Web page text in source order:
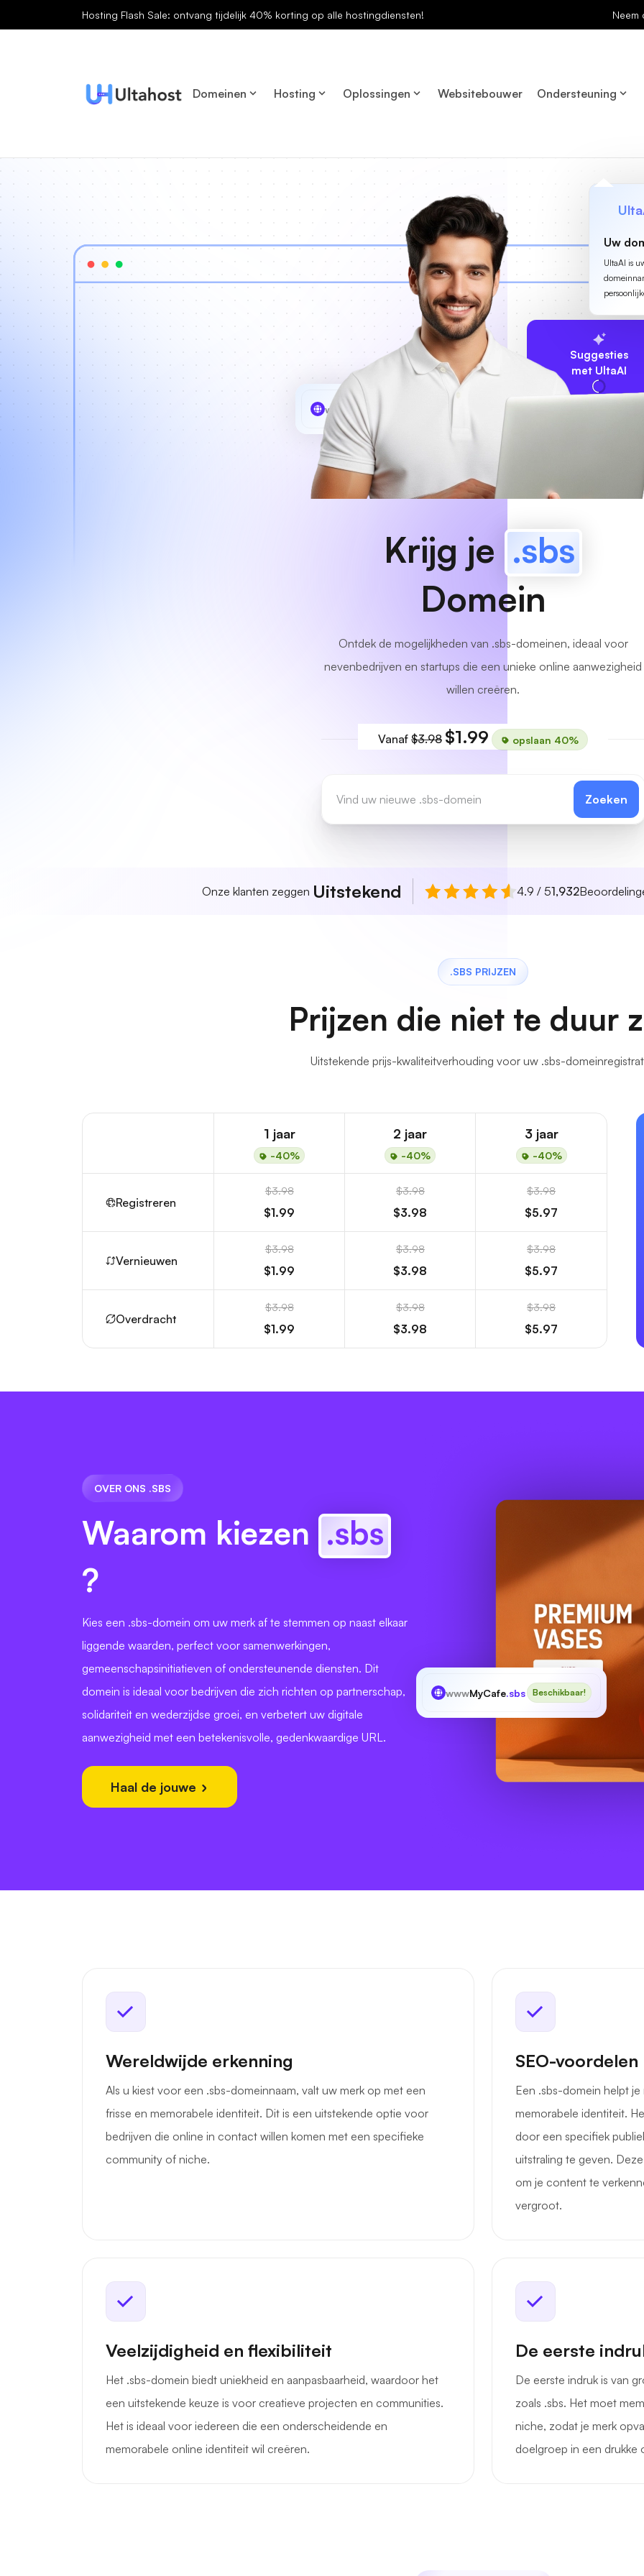
Hosting Flash Sale: ontvang tijdelijk 40% korting op alle hostingdiensten!
Domeinen Hosting Oplossingen Websitebouwer Ondersteuning
Uw
UltaAI is
Suggesties
met UltaAI
www MyCafe
Krijg je .sbs
Domein
Ontdek de mogelijkheden van .sbs-domeinen, ideaal voor
nevenbedrijven en startups die een unieke online aanwezigheid
willen creëren.
Vanaf $3.98 $1.99 opslaan 40%
Zoeken
Onze klanten zeggen Uitstekend 4.9 / 51,932
.SBS PRIJZEN
Prijzen die niet te duur
Uitstekende prijs-kwaliteitverhouding voor uw .sbs-
1 jaar
-40%
2 jaar
-40%
3 jaar
-40%
Registreren
$3.98
$1.99
$3.98
$3.98
$3.98
$5.97
Vernieuwen
$3.98
$1.99
$3.98
$3.98
$3.98
$5.97
Overdracht
$3.98
$1.99
$3.98
$3.98
$3.98
$5.97
OVER ONS .SBS
Waarom kiezen .sbs
?
Kies een .sbs-domein om uw merk af te stemmen op naast elkaar
liggende waarden, perfect voor samenwerkingen,
gemeenschapsinitiatieven of ondersteunende diensten. Dit
domein is ideaal voor bedrijven die zich richten op partnerschap,
solidariteit en wederzijdse groei, en verbetert uw digitale
aanwezigheid met een betekenisvolle, gedenkwaardige URL.
Haal de jouwe
wwwMyCafe.sbs Beschikbaar!
Wereldwijde erkenning
Als u kiest voor een .sbs-domeinnaam, valt uw merk op met een
frisse en memorabele identiteit. Dit is een uitstekende optie voor
bedrijven die online in contact willen komen met een specifieke
community of niche.
SEO-voordelen
Een .sbs-domein helpt
memorabele identiteit.
door een specifiek
uitstraling te geven.
om je content te
vergroot.
Veelzijdigheid en flexibiliteit
Het .sbs-domein biedt uniekheid en aanpasbaarheid, waardoor het
een uitstekende keuze is voor creatieve projecten en communities.
Het is ideaal voor iedereen die een onderscheidende en
memorabele online identiteit wil creëren.
De eerste
De eerste indruk is van
zoals .sbs. Het moet
niche, zodat je merk
doelgroep in een drukke